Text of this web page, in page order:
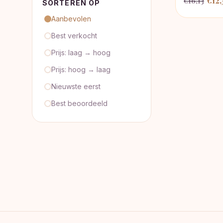
SORTEREN OP
Aanbevolen
Best verkocht
Prijs: laag → hoog
Prijs: hoog → laag
Nieuwste eerst
Best beoordeeld